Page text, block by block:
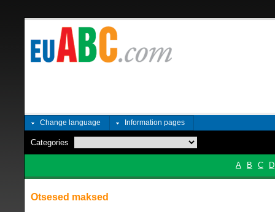
Change language Information pages
Categories
A B C D
Otsesed maksed